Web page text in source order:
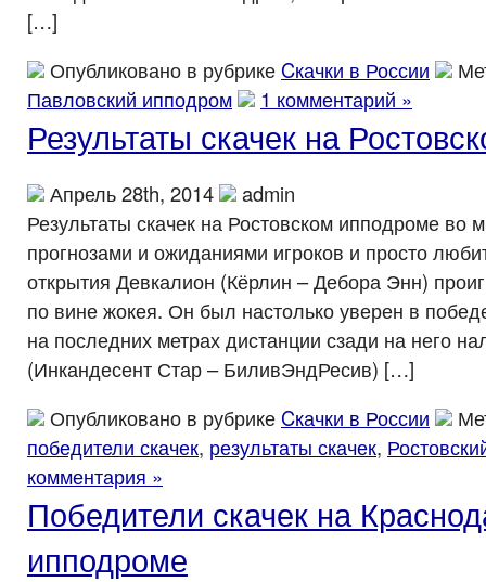
[…]
Опубликовано в рубрике Cкачки в России
Павловский ипподром
1 комментарий »
Результаты скачек на
Апрель 28th, 2014
admin
Результаты скачек на Ростовском ипподроме во
прогнозами и ожиданиями игроков и просто
открытия Девкалион (Кёрлин – Дебора Энн)
по вине жокея. Он был настолько уверен в
на последних метрах дистанции сзади на него
(Инкандесент Стар – БиливЭндРесив) […]
Опубликовано в рубрике Cкачки в России
победители скачек, результаты скачек,
комментария »
Победители скачек на
ипподроме